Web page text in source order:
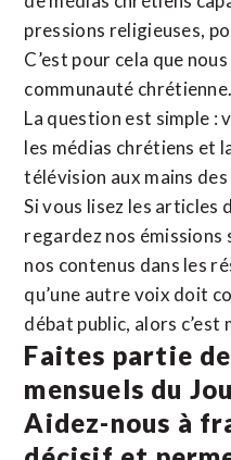
pressions religieuses,
C’est pour cela que
communauté chrétienne.
La question est simple :
les médias chrétiens et
télévision aux mains
Si vous lisez les articles
regardez nos
nos contenus dans les
qu’une autre voix doit
débat public, alors
Faites partie
mensuels du
Aidez-nous à